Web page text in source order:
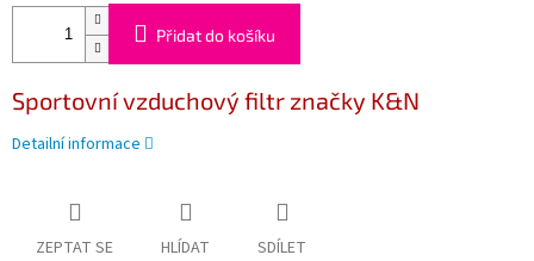
Přidat do košíku
Sportovní vzduchový filtr značky K&N
Detailní informace
ZEPTAT SE HLÍDAT SDÍLET